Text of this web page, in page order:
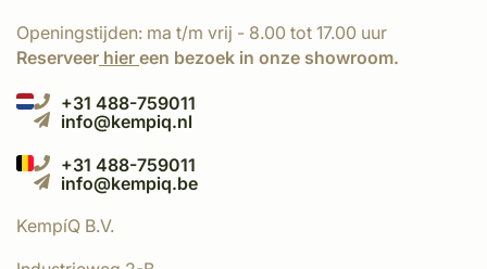
Openingstijden: ma t/m vrij - 8.00 tot 17.00 uur
Reserveer hier een bezoek in onze showroom.
+31 488-759011
info@kempiq.nl
+31 488-759011
info@kempiq.be
KempíQ B.V.